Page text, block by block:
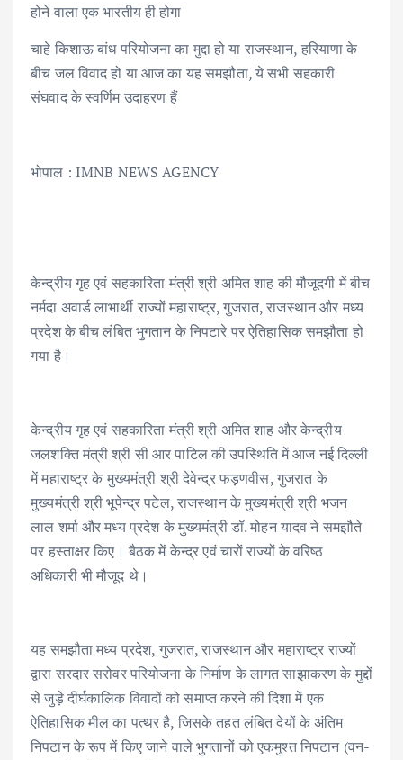
होने वाला एक भारतीय ही होगा
⁠चाहे किशाऊ बांध परियोजना का मुद्दा हो या राजस्थान, हरियाणा के
बीच जल विवाद हो या आज का यह समझौता, ये सभी सहकारी
संघवाद के स्वर्णिम उदाहरण हैं
भोपाल : IMNB NEWS AGENCY
केन्द्रीय गृह एवं सहकारिता मंत्री श्री अमित शाह की मौजूदगी में बीच
नर्मदा अवार्ड लाभार्थी राज्यों महाराष्ट्र, गुजरात, राजस्थान और मध्य
प्रदेश के बीच लंबित भुगतान के निपटारे पर ऐतिहासिक समझौता हो
गया है।
केन्द्रीय गृह एवं सहकारिता मंत्री श्री अमित शाह और केन्द्रीय
जलशक्ति मंत्री श्री सी आर पाटिल की उपस्थिति में आज नई दिल्ली
में महाराष्ट्र के मुख्यमंत्री श्री देवेन्द्र फड़णवीस, गुजरात के
मुख्यमंत्री श्री भूपेन्द्र पटेल, राजस्थान के मुख्यमंत्री श्री भजन
लाल शर्मा और मध्य प्रदेश के मुख्यमंत्री डॉ. मोहन यादव ने समझौते
पर हस्ताक्षर किए। बैठक में केन्द्र एवं चारों राज्यों के वरिष्ठ
अधिकारी भी मौजूद थे।
यह समझौता मध्य प्रदेश, गुजरात, राजस्थान और महाराष्ट्र राज्यों
द्वारा सरदार सरोवर परियोजना के निर्माण के लागत साझाकरण के मुद्दों
से जुड़े दीर्घकालिक विवादों को समाप्त करने की दिशा में एक
ऐतिहासिक मील का पत्थर है, जिसके तहत लंबित देयों के अंतिम
निपटान के रूप में किए जाने वाले भुगतानों को एकमुश्त निपटान (वन-